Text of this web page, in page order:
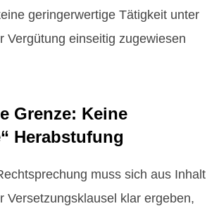
geringerwertige Tätigkeit unter
Vergütung einseitig zugewiesen
Grenze: Keine
Herabstufung
muss sich aus Inhalt
Versetzungsklausel klar ergeben,